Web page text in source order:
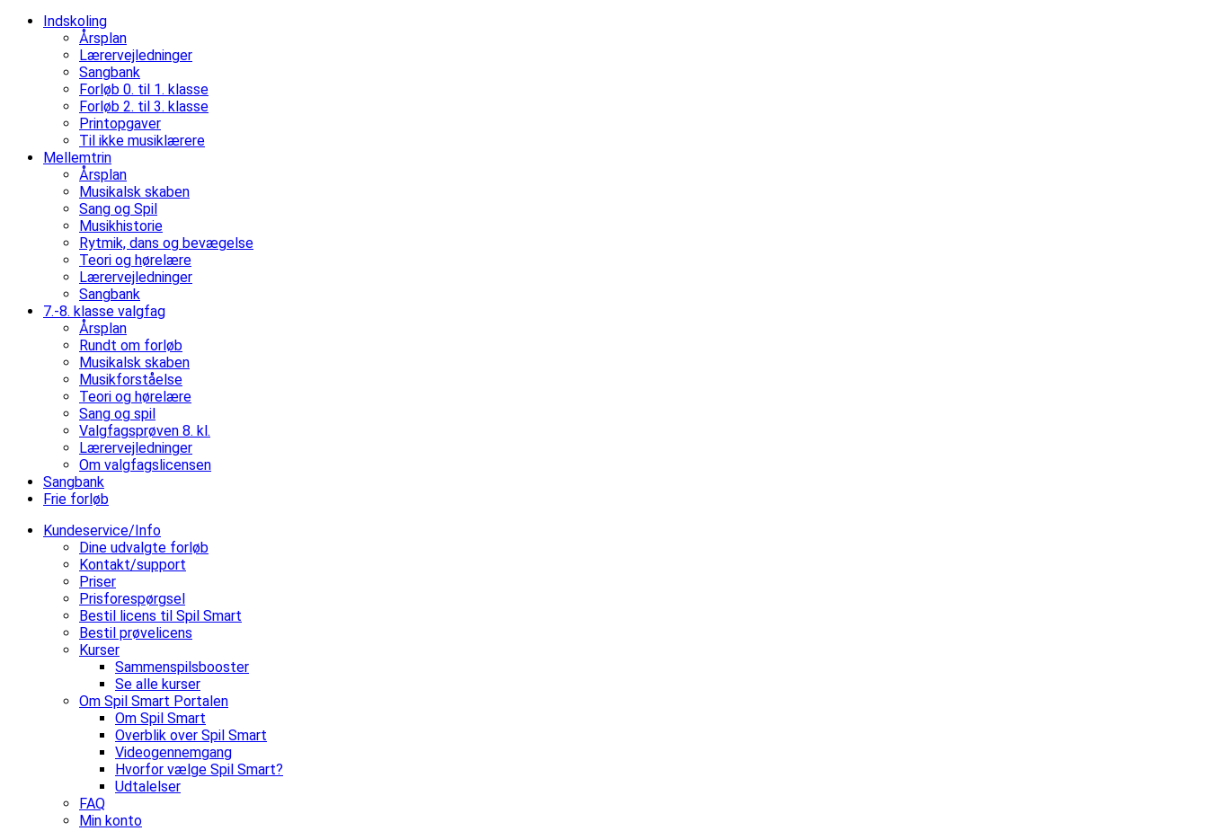
Indskoling
Årsplan
Lærervejledninger
Sangbank
Forløb 0. til 1. klasse
Forløb 2. til 3. klasse
Printopgaver
Til ikke musiklærere
Mellemtrin
Årsplan
Musikalsk skaben
Sang og Spil
Musikhistorie
Rytmik, dans og bevægelse
Teori og hørelære
Lærervejledninger
Sangbank
7.-8. klasse valgfag
Årsplan
Rundt om forløb
Musikalsk skaben
Musikforståelse
Teori og hørelære
Sang og spil
Valgfagsprøven 8. kl.
Lærervejledninger
Om valgfagslicensen
Sangbank
Frie forløb
Kundeservice/Info
Dine udvalgte forløb
Kontakt/support
Priser
Prisforespørgsel
Bestil licens til Spil Smart
Bestil prøvelicens
Kurser
Sammenspilsbooster
Se alle kurser
Om Spil Smart Portalen
Om Spil Smart
Overblik over Spil Smart
Videogennemgang
Hvorfor vælge Spil Smart?
Udtalelser
FAQ
Min konto